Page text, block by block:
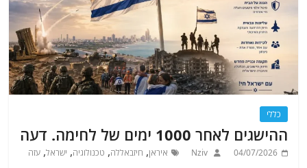
כללי
ההישגים לאחר 1000 ימים של לחימה. דעה
04/07/2026
Nziv איראן, חיזבאללה, טכנולוגיה, ישראל,עזה